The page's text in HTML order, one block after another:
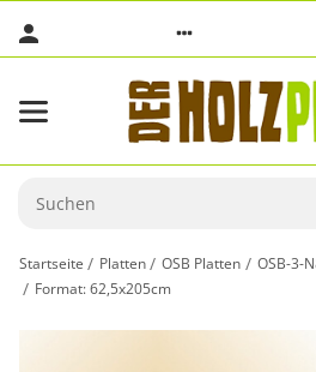
Startseite Platten OSB Platten
OSB-3-
Format: 62,5x205cm